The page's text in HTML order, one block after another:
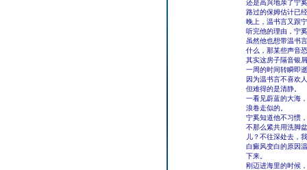
还是高兴地亲了宁
路过的保姆估计已
晚上，温书言又跟
听完他的理由，宁
虽然他也想带温书
什么，那某些声音
其实这房子隔音银
一周的时间转瞬即
因为温书言不喜欢
但难得的是清静。
一看见蔚蓝的大海
浪卷走似的。
宁奚知道他不习惯
不那么紧共用洗脚
儿？不往深处去，
白癜风变白的原因
下来。
刚迈进海里的时候